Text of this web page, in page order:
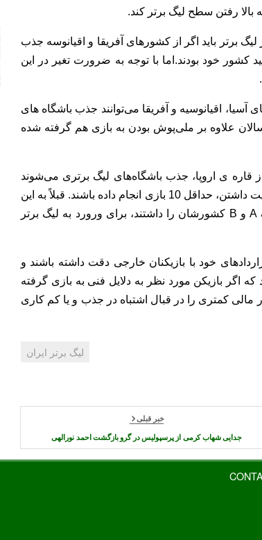
رفتن سطح لیگ برتر کند.
برتر باید اگر از کشورهای آفریقا و اقیانوسه جذب
کشور خود بودند.اما با توجه به ضرورت تغیر در این
آسیا، اقیانوسیه و آفریقا می‌توانند جذب باشگاه های
علاوه بر ملی‌پوش بودن به بازی هم گرفته شده
قاره‌ ی اروپا، جذب باشگاه‌های لیگ برتری می‌شوند
نیز باید در دو فصل گذشته در لیگ‌های A و B علاو ه بر عضویت داشتن، حداقل 10 بازی انجام داده باشند. قبلاً به این
شکل بود که بازیکنان این قاره‌ها چنانچه کارت بازی در لیگ A و B کشورشان را داشتند، برای ورورد به لیگ برتر
خود با بازیکنان خارجی دقت داشته باشند و
که اگر بازیکن مورد نظر به دلایل فنی به بازی گرفته
مالی کمتری را در قبال اشتباه در جذب و یا کم کاری
لیگ برتر ایران
خبر قبلی
جدایی شهاب کرمی از پرسپولیس در گرو بازگشت احمد نورالهی